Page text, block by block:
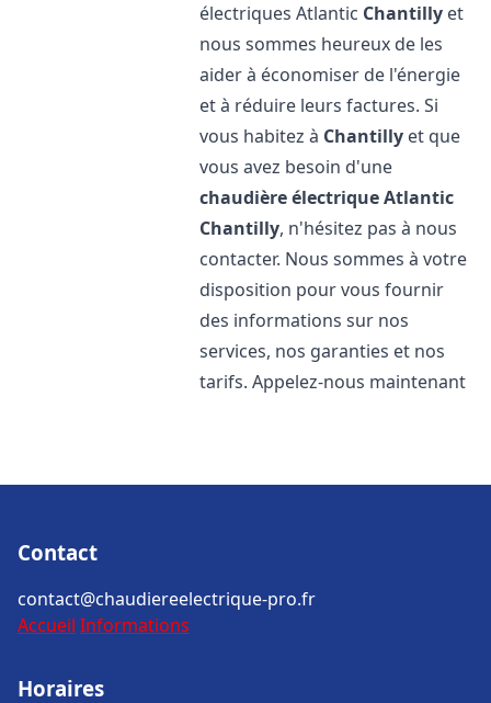
électriques Atlantic Chantilly et
nous sommes heureux de les
aider à économiser de l'énergie
et à réduire leurs factures. Si
vous habitez à Chantilly et que
vous avez besoin d'une
chaudière électrique Atlantic
Chantilly, n'hésitez pas à nous
contacter. Nous sommes à votre
disposition pour vous fournir
des informations sur nos
services, nos garanties et nos
tarifs. Appelez-nous maintenant
Contact
contact@chaudiereelectrique-pro.fr
Accueil Informations
Horaires